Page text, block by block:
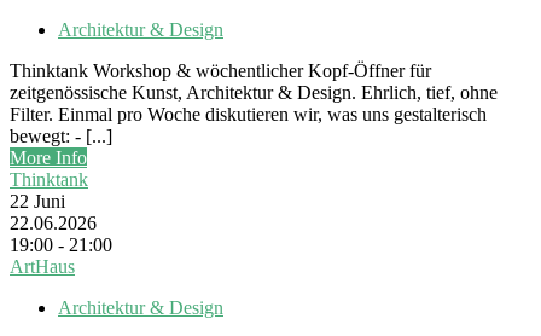
Architektur & Design
Thinktank Workshop & wöchentlicher Kopf-Öffner für
zeitgenössische Kunst, Architektur & Design. Ehrlich, tief, ohne
Filter. Einmal pro Woche diskutieren wir, was uns gestalterisch
bewegt: - [...]
More Info
Thinktank
22 Juni
22.06.2026
19:00 - 21:00
ArtHaus
Architektur & Design